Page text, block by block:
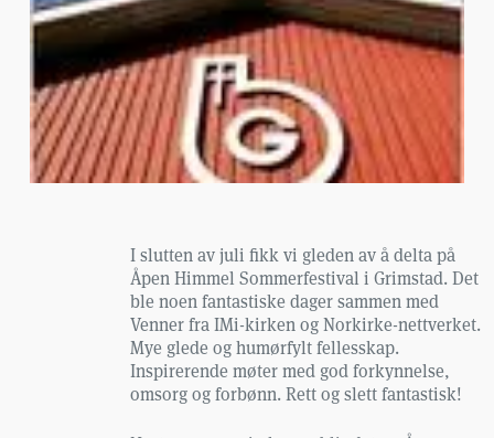
I slutten av juli fikk vi gleden av å delta på
Åpen Himmel Sommerfestival i Grimstad. Det
ble noen fantastiske dager sammen med
Venner fra IMi-kirken og Norkirke-nettverket.
Mye glede og humørfylt fellesskap.
Inspirerende møter med god forkynnelse,
omsorg og forbønn. Rett og slett fantastisk!